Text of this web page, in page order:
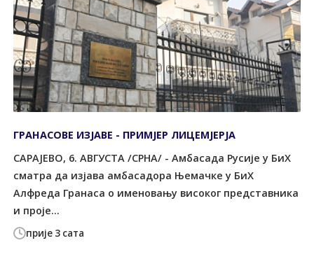
прије 3 сата
ГРАНАСОВЕ ИЗЈАВЕ - ПРИМЈЕР ЛИЦЕМЈЕРЈА
САРАЈЕВО, 6. АВГУСТА /СРНА/ - Амбасада Русије у БиХ
сматра да изјава амбасадора Њемачке у БиХ
Алфреда Гранаса о именовању високог представника
и проје...